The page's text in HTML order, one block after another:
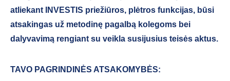
atliekant INVESTIS priežiūros, plėtros funkcijas, būsi
atsakingas už metodinę pagalbą kolegoms bei
dalyvavimą rengiant su veikla susijusius teisės aktus.
TAVO PAGRINDINĖS ATSAKOMYBĖS: